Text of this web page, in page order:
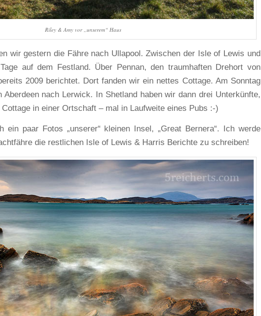
Riley & Amy vor „unserem“ Haus
wir gestern die Fähre nach Ullapool. Zwischen der Isle of Lewis und
auf dem Festland. Über Pennan, den traumhaften Drehort von
2009 berichtet. Dort fanden wir ein nettes Cottage. Am Sonntag
Aberdeen nach Lerwick. In Shetland haben wir dann drei Unterkünfte,
in einer Ortschaft – mal in Laufweite eines Pubs :-)
ein paar Fotos „unserer“ kleinen Insel, „Great Bernera“. Ich werde
die restlichen Isle of Lewis & Harris Berichte zu schreiben!